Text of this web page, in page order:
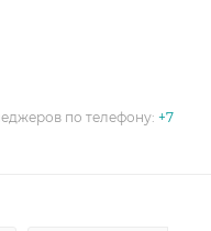
по телефону: +7